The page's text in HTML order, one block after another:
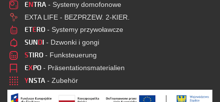
ENTRA - Systemy domofonowe
EXTA LIFE - BEZPRZEW. 2-KIER.
ETERO - Systemy przywoławcze
SUNDI - Dzwonki i gongi
STIRO - Funksteuerung
EXPO - Präsentationsmaterialien
YNSTA - Zubehör